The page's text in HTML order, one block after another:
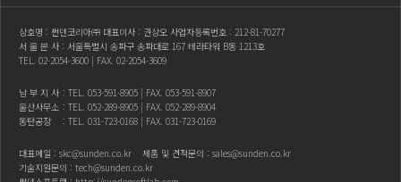
상호명 : 썬덴코리아㈜ 대표이사 : 권상오 사업자등록번호 : 212-81-70277
서 울 본 사 : 서울특별시 송파구 송파대로 167 테라타워 B동 1213호
TEL. 02-2054-3600 | FAX. 02-2054-3609
남 부 지 사 : TEL. 053-591-8905 | FAX. 053-591-8907
울산사무소 : TEL. 052-289-8905 | FAX. 052-289-8904
동탄공장
: TEL. 031-723-0168 | FAX. 031-723-0169
대표메일 : skc@sunden.co.kr 제품 및 견적문의 : sales@sunden.co.kr
기술지원문의 : tech@sunden.co.kr